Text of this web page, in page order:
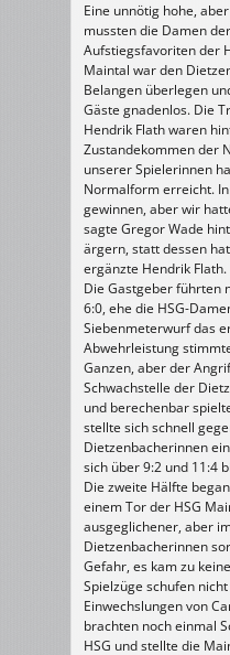
Eine unnötig hohe,
mussten die Damen
Aufstiegsfavoriten der
Maintal war den
Belangen überlegen
Gäste gnadenlos. Die
Hendrik Flath waren
Zustandekommen der
unserer Spielerinnen
Normalform erreicht.
gewinnen, aber wir
sagte Gregor Wade
ärgern, statt dessen
ergänzte Hendrik Flath.
Die Gastgeber führten
6:0, ehe die HSG-
Siebenmeterwurf das
Abwehrleistung
Ganzen, aber der
Schwachstelle der
und berechenbar
stellte sich schnell
Dietzenbacherinnen
sich über 9:2 und 11:4
Die zweite Hälfte
einem Tor der HSG
ausgeglichener, aber
Dietzenbacherinnen
Gefahr, es kam zu
Spielzüge schufen
Einwechslungen von
brachten noch einmal
HSG und stellte die